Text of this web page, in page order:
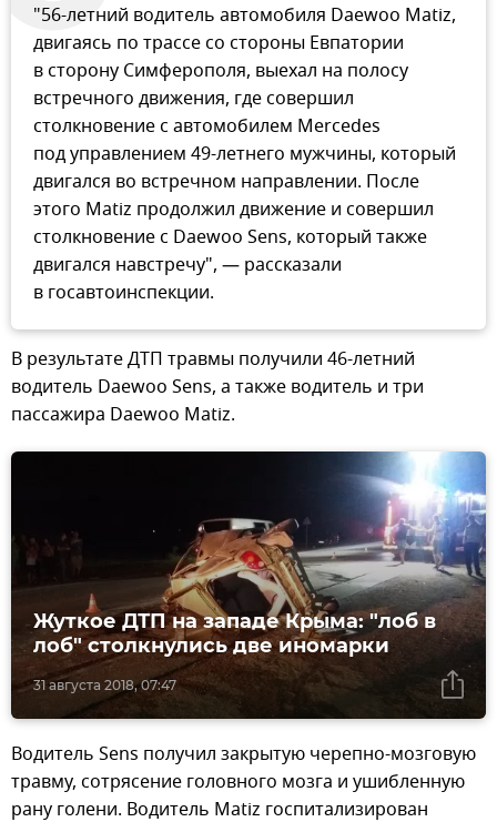
"56-летний водитель автомобиля Daewoo Matiz,
двигаясь по трассе со стороны Евпатории
в сторону Симферополя, выехал на полосу
встречного движения, где совершил
столкновение с автомобилем Mercedes
под управлением 49-летнего мужчины, который
двигался во встречном направлении. После
этого Matiz продолжил движение и совершил
столкновение с Daewoo Sens, который также
двигался навстречу", — рассказали
в госавтоинспекции.
В результате ДТП травмы получили 46-летний
водитель Daewoo Sens, а также водитель и три
пассажира Daewoo Matiz.
31 августа 2018, 07:47
Жуткое ДТП на западе Крыма: "лоб в
лоб" столкнулись две иномарки
Водитель Sens получил закрытую черепно-мозговую
травму, сотрясение головного мозга и ушибленную
рану голени. Водитель Matiz госпитализирован